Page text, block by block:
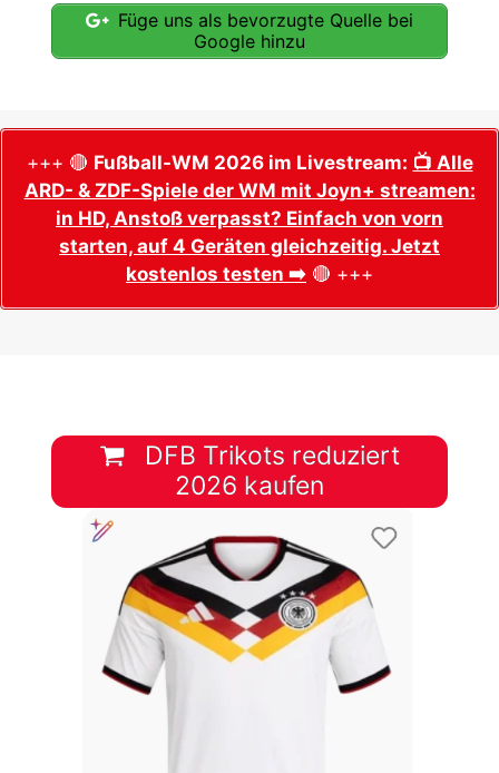
Füge uns als bevorzugte Quelle bei
Google hinzu
+++ 🔴 Fußball-WM 2026 im Livestream: 📺 Alle
ARD- & ZDF-Spiele der WM mit Joyn+ streamen:
in HD, Anstoß verpasst? Einfach von vorn
starten, auf 4 Geräten gleichzeitig. Jetzt
kostenlos testen ➡️ 🔴 +++
DFB Trikots reduziert
2026 kaufen